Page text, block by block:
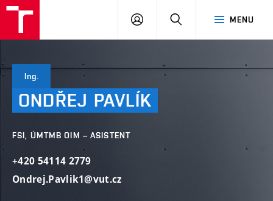
MENU
PŘIHLÁSIT
Ing.
ONDŘEJ PAVLÍK
FSI, ÚMTMB OIM – ASISTENT
+420 54114 2779
Ondrej.Pavlik1@vut.cz